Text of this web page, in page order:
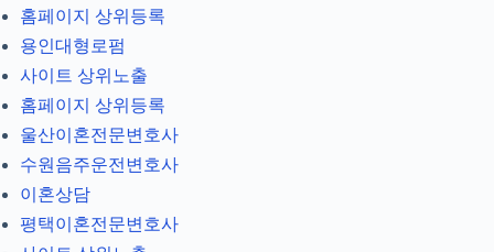
홈페이지 상위등록
용인대형로펌
사이트 상위노출
홈페이지 상위등록
울산이혼전문변호사
수원음주운전변호사
이혼상담
평택이혼전문변호사